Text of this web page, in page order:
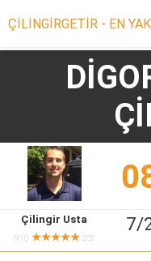
ÇİLİNGİRGETİR - EN
Çilingir Ara
Çilingir misin? Bize
Çilingir Usta
9/10 ★★★★★202
7/